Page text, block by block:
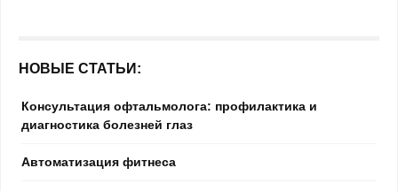
НОВЫЕ СТАТЬИ:
Консультация офтальмолога: профилактика и
диагностика болезней глаз
Автоматизация фитнеса